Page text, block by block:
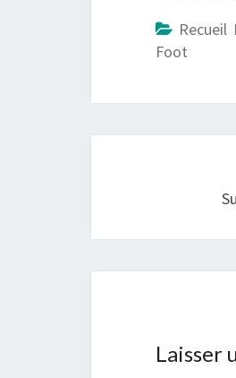
Foot
Laisser